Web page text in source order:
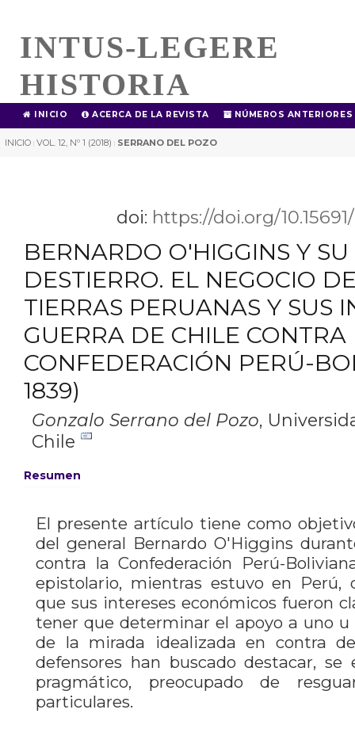
INTUS-LEGERE
HISTORIA
INICIO ACERCA DE LA REVISTA NÚMEROS ANTERIORES
INICIO | VOL. 12, Nº 1 (2018) | SERRANO DEL POZO
doi: https://doi.org/
BERNARDO O'HIGGINS Y
DESTIERRO. EL NEGOCIO
TIERRAS PERUANAS Y SUS
GUERRA DE CHILE CONTRA
CONFEDERACIÓN PERÚ-
1839)
Gonzalo Serrano del Pozo,
Chile
Resumen
El presente artículo tiene como
del general Bernardo O'Higgins
contra la Confederación Perú-
epistolario, mientras estuvo en Perú,
que sus intereses económicos fueron
tener que determinar el apoyo a uno u
de la mirada idealizada en contra
defensores han buscado destacar, se
pragmático, preocupado de
particulares.